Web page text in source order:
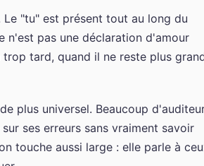
Le "tu" est présent tout au long du
n'est pas une déclaration d'amour
tard, quand il ne reste plus
plus universel. Beaucoup
ses erreurs sans vraiment savoir
touche aussi large : elle parle à